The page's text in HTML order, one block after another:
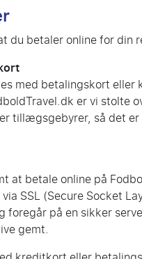
du betaler online for din
med betalingskort
er vi stolte
tillægsgebyrer, så det
at betale online på
SSL (Secure Socket
foregår på en sikker
gemt.